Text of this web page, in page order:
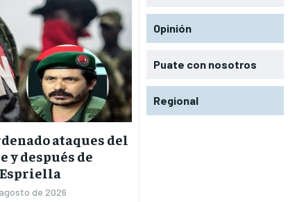
ataques del
y después de
Espriella
de 2026
Opinión
Puate con nosotros
Regional